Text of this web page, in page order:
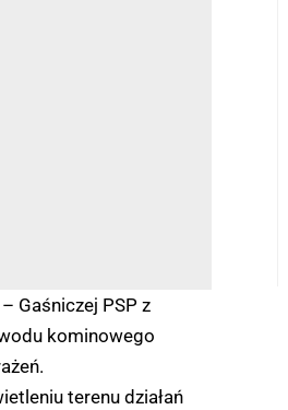
Gaśniczej PSP z
kominowego
terenu działań